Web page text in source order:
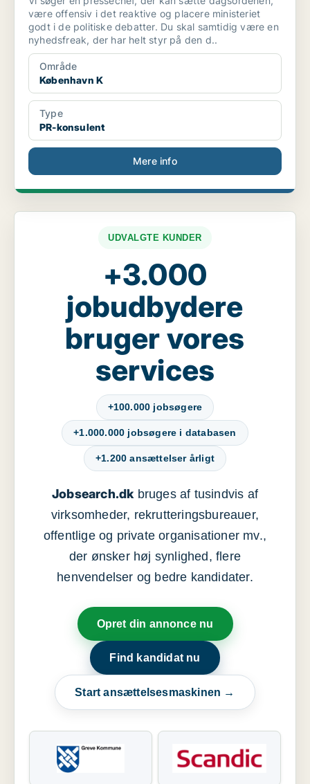
være offensiv i det reaktive og placere ministeriet
godt i de politiske debatter. Du skal samtidig være en
nyhedsfreak, der har helt styr på den d..
Område
København K
Type
PR-konsulent
Mere info
UDVALGTE KUNDER
+3.000
jobudbydere
bruger vores
services
+100.000 jobsøgere
+1.000.000 jobsøgere i databasen
+1.200 ansættelser årligt
Jobsearch.dkbruges af tusindvis af
virksomheder, rekrutteringsbureauer,
offentlige og private organisationer mv.,
der ønsker høj synlighed, flere
henvendelser og bedre kandidater.
Opret din annonce nu
Find kandidat nu
Start ansættelsesmaskinen →